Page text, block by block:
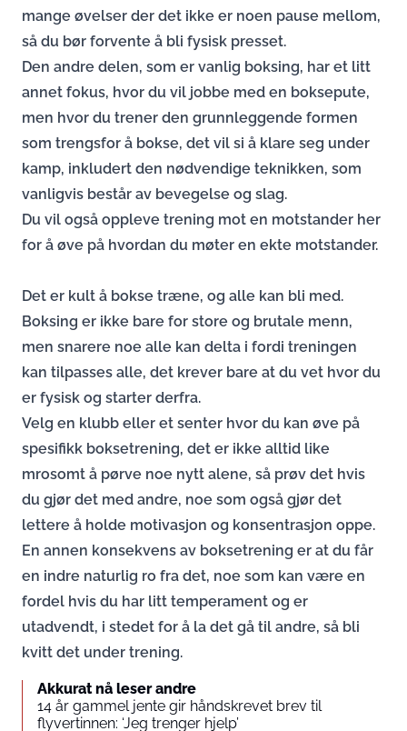
mange øvelser der det ikke er noen pause mellom,
så du bør forvente å bli fysisk presset.
Den andre delen, som er vanlig boksing, har et litt
annet fokus, hvor du vil jobbe med en boksepute,
men hvor du trener den grunnleggende formen
som trengsfor å bokse, det vil si å klare seg under
kamp, inkludert den nødvendige teknikken, som
vanligvis består av bevegelse og slag.
Du vil også oppleve trening mot en motstander her
for å øve på hvordan du møter en ekte motstander.
Det er kult å bokse træne, og alle kan bli med.
Boksing er ikke bare for store og brutale menn,
men snarere noe alle kan delta i fordi treningen
kan tilpasses alle, det krever bare at du vet hvor du
er fysisk og starter derfra.
Velg en klubb eller et senter hvor du kan øve på
spesifikk boksetrening, det er ikke alltid like
mrosomt å pørve noe nytt alene, så prøv det hvis
du gjør det med andre, noe som også gjør det
lettere å holde motivasjon og konsentrasjon oppe.
En annen konsekvens av boksetrening er at du får
en indre naturlig ro fra det, noe som kan være en
fordel hvis du har litt temperament og er
utadvendt, i stedet for å la det gå til andre, så bli
kvitt det under trening.
Akkurat nå leser andre
14 år gammel jente gir håndskrevet brev til
flyvertinnen: ‘Jeg trenger hjelp’